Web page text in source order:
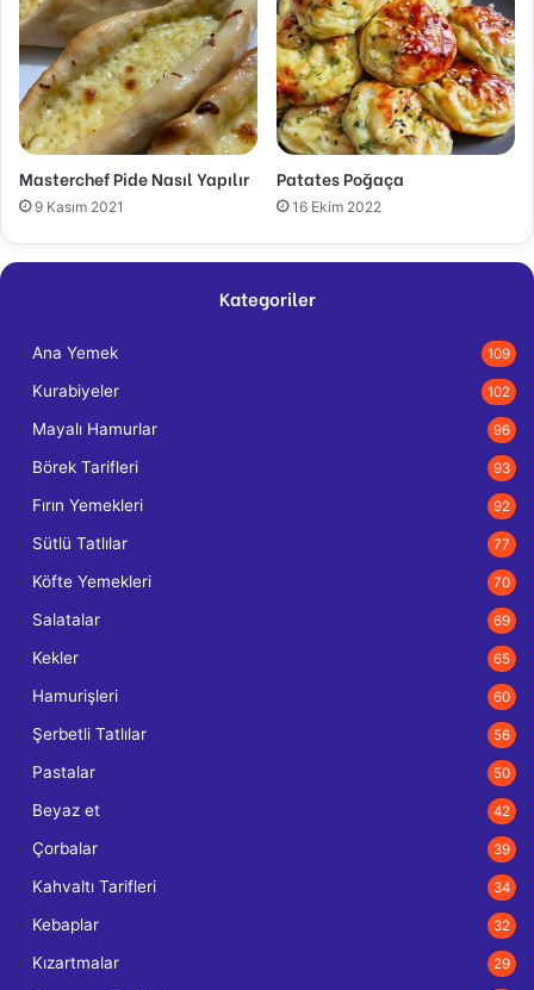
Masterchef Pide Nasıl Yapılır
9 Kasım 2021
Patates Poğaça
16 Ekim 2022
Kategoriler
Ana Yemek 109
Kurabiyeler 102
Mayalı Hamurlar 96
Börek Tarifleri 93
Fırın Yemekleri 92
Sütlü Tatlılar 77
Köfte Yemekleri 70
Salatalar 69
Kekler 65
Hamurişleri 60
Şerbetli Tatlılar 56
Pastalar 50
Beyaz et 42
Çorbalar 39
Kahvaltı Tarifleri 34
Kebaplar 32
Kızartmalar 29